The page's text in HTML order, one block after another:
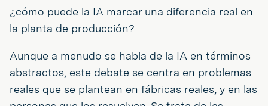
¿cómo puede la IA marcar una diferencia real en
la planta de producción?
Aunque a menudo se habla de la IA en términos
abstractos, este debate se centra en problemas
reales que se plantean en fábricas reales, y en las